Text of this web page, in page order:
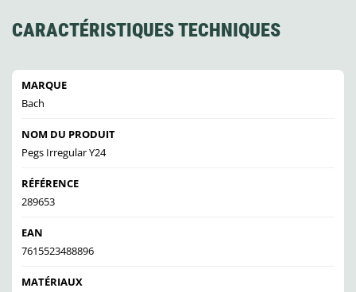
CARACTÉRISTIQUES TECHNIQUES
MARQUE
Bach
NOM DU PRODUIT
Pegs Irregular Y24
RÉFÉRENCE
289653
EAN
7615523488896
MATÉRIAUX